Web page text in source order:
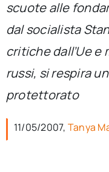
Chi siamo
per:
Newsletter
Ita
scuote alle
dal socialista
critiche dall’Ue
russi, si respira
protettorato
11/05/2007, Tanya